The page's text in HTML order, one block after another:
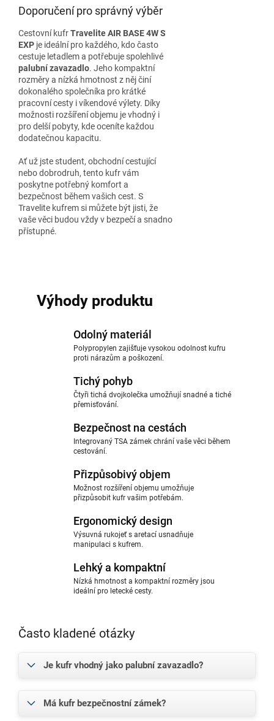
Doporučení pro správný výběr
Cestovní kufrTravelite AIR BASE 4W S
EXP je ideální pro každého, kdo často
cestuje letadlem a potřebuje spolehlivé
palubní zavazadlo. Jeho kompaktní
rozměry a nízká hmotnost z něj činí
dokonalého společníka pro krátké
pracovní cesty i víkendové výlety. Díky
možnosti rozšíření objemu je vhodný i
pro delší pobyty, kde oceníte každou
dodatečnou kapacitu.
Ať už jste student, obchodní cestující
nebo dobrodruh, tento kufr vám
poskytne potřebný komfort a
bezpečnost během vašich cest. S
Travelite kufrem si můžete být jisti, že
vaše věci budou vždy v bezpečí a snadno
přístupné.
Výhody produktu
Odolný materiál
Polypropylen zajišťuje vysokou odolnost kufru
proti nárazům a poškození.
Tichý pohyb
Čtyři tichá dvojkolečka umožňují snadné a tiché
přemisťování.
Bezpečnost na cestách
Integrovaný TSA zámek chrání vaše věci během
cestování.
Přizpůsobivý objem
Možnost rozšíření objemu umožňuje
přizpůsobit kufr vašim potřebám.
Ergonomický design
Výsuvná rukojeť s aretací usnadňuje
manipulaci s kufrem.
Lehký a kompaktní
Nízká hmotnost a kompaktní rozměry jsou
ideální pro letecké cesty.
Často kladené otázky
Je kufr vhodný jako palubní zavazadlo?
Má kufr bezpečnostní zámek?